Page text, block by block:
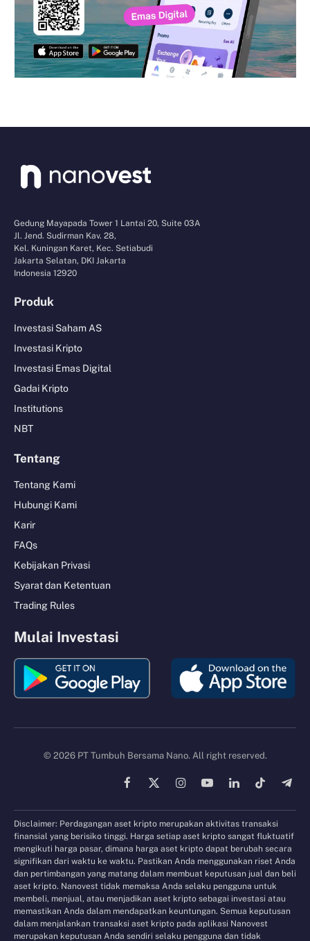
Gedung Mayapada Tower 1 Lantai 20, Suite 03A
Jl. Jend. Sudirman Kav. 28,
Kel. Kuningan Karet, Kec. Setiabudi
Jakarta Selatan, DKI Jakarta
Indonesia 12920
Produk
Investasi Saham AS
Investasi Kripto
Investasi Emas Digital
Gadai Kripto
Institutions
NBT
Tentang
Tentang Kami
Hubungi Kami
Karir
FAQs
Kebijakan Privasi
Syarat dan Ketentuan
Trading Rules
Mulai Investasi
© 2026 PT Tumbuh Bersama Nano. All right reserved.
Facebook
X
InstagramYouTubeLinkedInTikTok
Disclaimer: Perdagangan aset kripto merupakan aktivitas transaksi
finansial yang berisiko tinggi. Harga setiap aset kripto sangat fluktuatif
mengikuti harga pasar, dimana harga aset kripto dapat berubah secara
signifikan dari waktu ke waktu. Pastikan Anda menggunakan riset Anda
dan pertimbangan yang matang dalam membuat keputusan jual dan beli
aset kripto. Nanovest tidak memaksa Anda selaku pengguna untuk
membeli, menjual, atau menjadikan aset kripto sebagai investasi atau
memastikan Anda dalam mendapatkan keuntungan. Semua keputusan
dalam menjalankan transaksi aset kripto pada aplikasi Nanovest
merupakan keputusan Anda sendiri selaku pengguna dan tidak